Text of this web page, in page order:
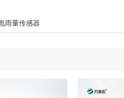
雨量传感器